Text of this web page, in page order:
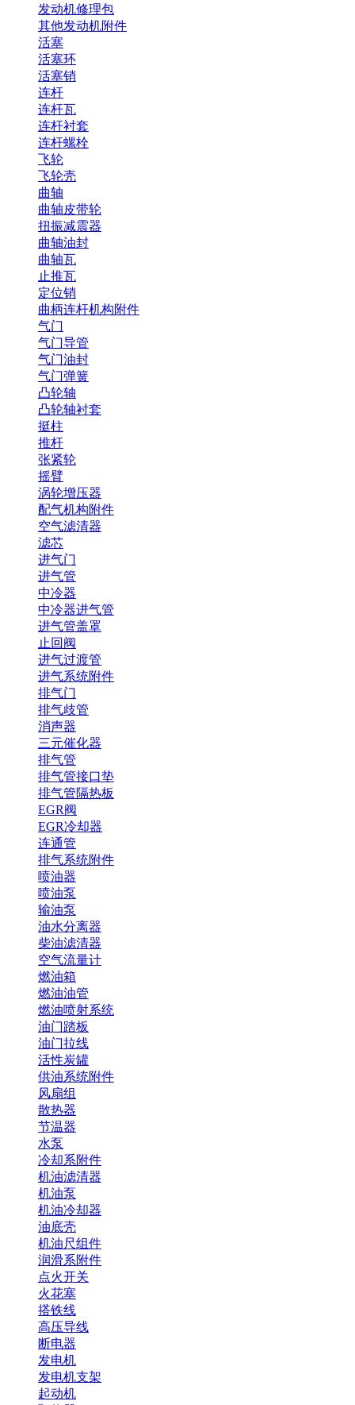
发动机修理包
其他发动机附件
活塞
活塞环
活塞销
连杆
连杆瓦
连杆衬套
连杆螺栓
飞轮
飞轮壳
曲轴
曲轴皮带轮
扭振减震器
曲轴油封
曲轴瓦
止推瓦
定位销
曲柄连杆机构附件
气门
气门导管
气门油封
气门弹簧
凸轮轴
凸轮轴衬套
挺柱
推杆
张紧轮
摇臂
涡轮增压器
配气机构附件
空气滤清器
滤芯
进气门
进气管
中冷器
中冷器进气管
进气管盖罩
止回阀
进气过渡管
进气系统附件
排气门
排气歧管
消声器
三元催化器
排气管
排气管接口垫
排气管隔热板
EGR阀
EGR冷却器
连通管
排气系统附件
喷油器
喷油泵
输油泵
油水分离器
柴油滤清器
空气流量计
燃油箱
燃油油管
燃油喷射系统
油门踏板
油门拉线
活性炭罐
供油系统附件
风扇组
散热器
节温器
水泵
冷却系附件
机油滤清器
机油泵
机油冷却器
油底壳
机油尺组件
润滑系附件
点火开关
火花塞
搭铁线
高压导线
断电器
发电机
发电机支架
起动机